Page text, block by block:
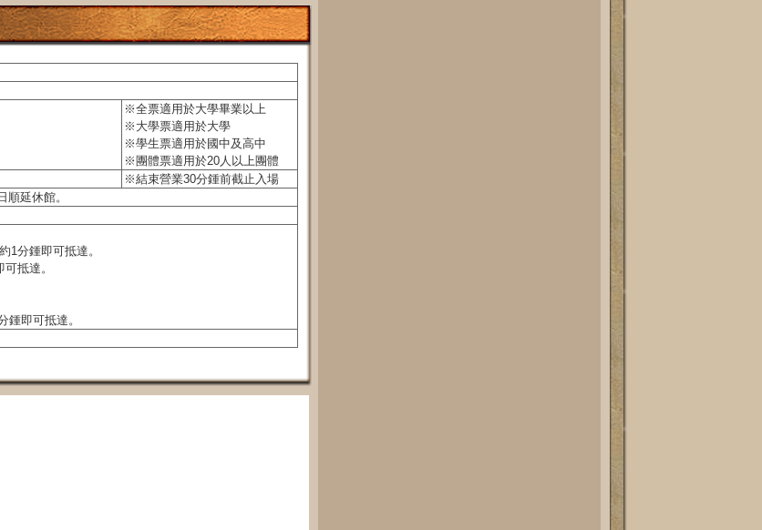
※全票適用於大學畢業以上
※大學票適用於大學
※學生票適用於國中及高中
※團體票適用於20人以上團體
※結束營業30分鍾前截止入場
順延休館。
1分鍾即可抵達。
抵達。
鍾即可抵達。